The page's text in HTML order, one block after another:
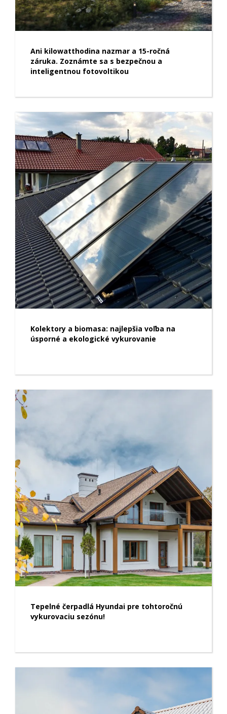
Ani kilowatthodina nazmar a 15-ročná
záruka. Zoznámte sa s bezpečnou a
inteligentnou fotovoltikou
Kolektory a biomasa: najlepšia voľba na
úsporné a ekologické vykurovanie
Tepelné čerpadlá Hyundai pre tohtoročnú
vykurovaciu sezónu!